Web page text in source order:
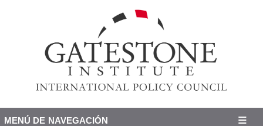
MENÚ DE NAVEGACIÓN